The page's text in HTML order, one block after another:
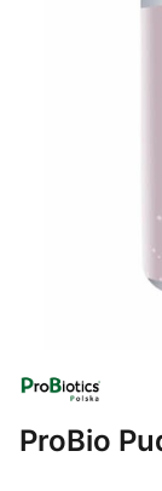
ProBio